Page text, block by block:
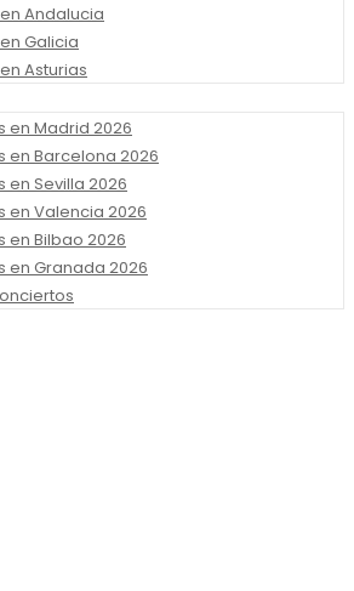
Andalucia
Galicia
Asturias
en Madrid 2026
en Barcelona 2026
en Sevilla 2026
en Valencia 2026
en Bilbao 2026
en Granada 2026